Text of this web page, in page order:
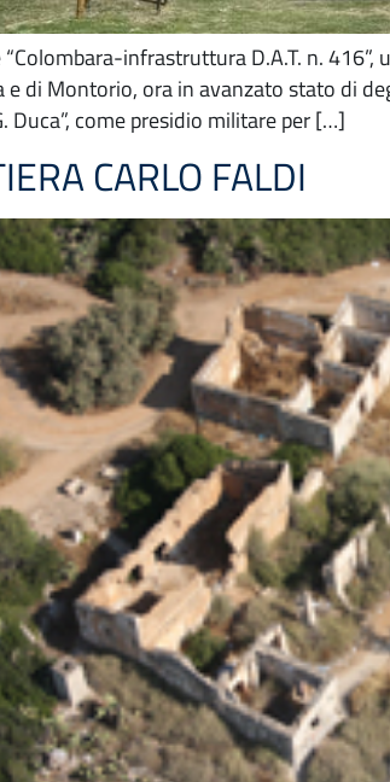
infrastruttura D.A.T. n.
e di Montorio, ora in avanzato stato di
Duca”, come presidio militare per […]
CARLO FALDI